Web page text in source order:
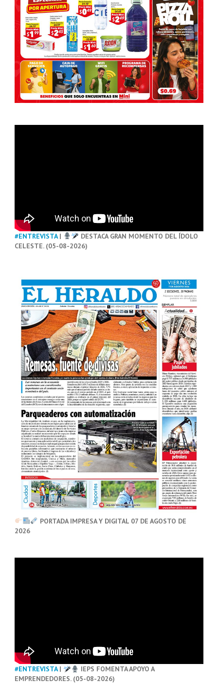
#ENTREVISTA|
DESTACA GRAN MOMENTO DEL ÍDOLO
CELESTE. (05-08-2026)
PORTADA IMPRESA Y DIGITAL 07 DE AGOSTO DE
2026
#ENTREVISTA|
IEPS FOMENTA APOYO A
EMPRENDEDORES. (05-08-2026)